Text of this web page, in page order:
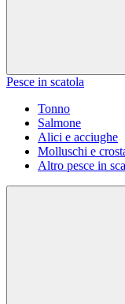
Pesce in scatola
Tonno
Salmone
Alici e acciughe
Molluschi e
Altro pesce in